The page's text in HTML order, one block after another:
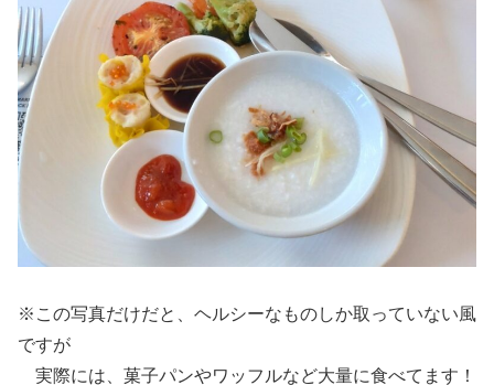
※この写真だけだと、ヘルシーなものしか取っていない風
ですが
実際には、菓子パンやワッフルなど大量に食べてます！